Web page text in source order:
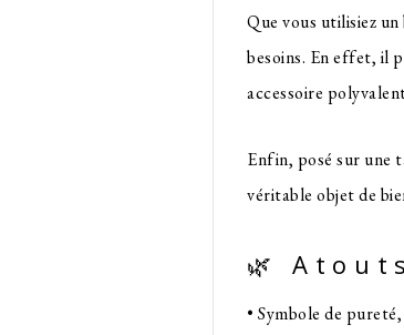
Que vous utilisiez
besoins. En effet, il
accessoire
Enfin, posé sur une
véritable objet de
🌿
• Symbole de